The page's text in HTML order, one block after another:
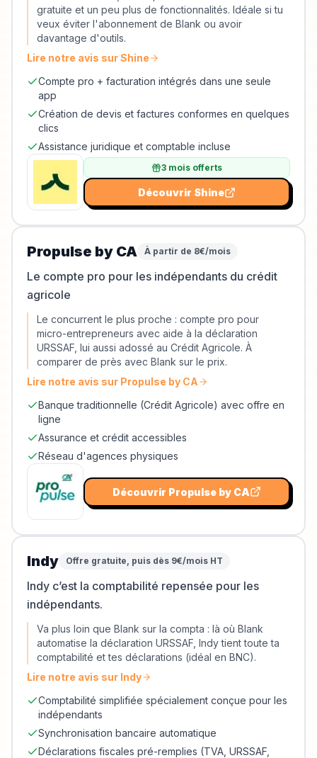
gratuite et un peu plus de fonctionnalités. Idéale si tu
veux éviter l'abonnement de Blank ou avoir
davantage d'outils.
Lire notre avis surShine
Compte pro + facturation intégrés dans une seule
app
Création de devis et factures conformes en quelques
clics
Assistance juridique et comptable incluse
3 mois offerts
Découvrir Shine
Propulse by CA À partir de 8€/mois
Le compte pro pour les indépendants du crédit
agricole
Le concurrent le plus proche : compte pro pour
micro-entrepreneurs avec aide à la déclaration
URSSAF, lui aussi adossé au Crédit Agricole. À
comparer de près avec Blank sur le prix.
Lire notre avis sur Propulse by CA
Banque traditionnelle (Crédit Agricole) avec offre en
ligne
Assurance et crédit accessibles
Réseau d'agences physiques
Découvrir Propulse by CA
Indy Offre gratuite, puis dès 9€/mois HT
Indy c’est la comptabilité repensée pour les
indépendants.
Va plus loin que Blank sur la compta : là où Blank
automatise la déclaration URSSAF, Indy tient toute ta
comptabilité et tes déclarations (idéal en BNC).
Lire notre avis sur Indy
Comptabilité simplifiée spécialement conçue pour les
indépendants
Synchronisation bancaire automatique
Déclarations fiscales pré-remplies (TVA, URSSAF,